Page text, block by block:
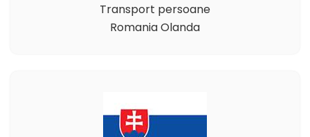
Transport persoane
Romania Olanda